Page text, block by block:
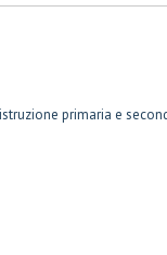
primaria e